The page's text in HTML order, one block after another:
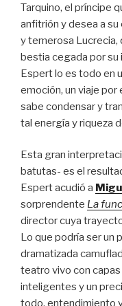
Tarquino, el príncipe
anfitrión y desea a
y temerosa Lucrecia,
bestia cegada por su
Espert lo es todo en
emoción, un viaje
sabe condensar y
tal energía y riqueza
Esta gran
batutas- es el
Espert acudió a
sorprendente La
director cuya
Lo que podría ser un
dramatizada
teatro vivo con
inteligentes y un
todo, entendimiento